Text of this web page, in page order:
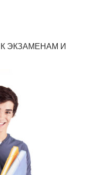
ЭКЗАМЕНАМ И